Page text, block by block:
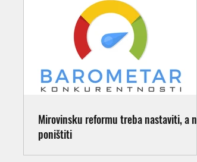
Mirovinsku reformu treba nastaviti, a ne
poništiti